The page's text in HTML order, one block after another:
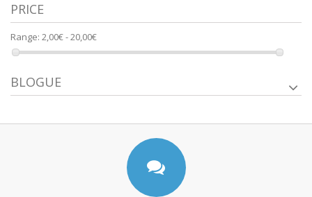
PRICE
Range: 2,00€ - 20,00€
BLOGUE